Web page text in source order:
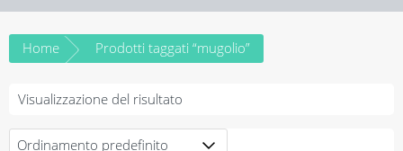
Home Prodotti taggati “mugolio”
Visualizzazione del risultato